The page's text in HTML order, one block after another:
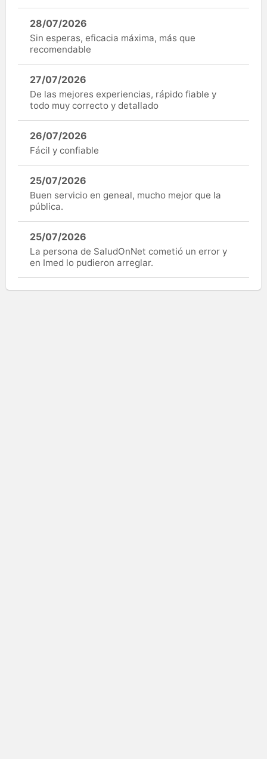
28/07/2026
Sin esperas, eficacia máxima, más que
recomendable
27/07/2026
De las mejores experiencias, rápido fiable y
todo muy correcto y detallado
26/07/2026
Fácil y confiable
25/07/2026
Buen servicio en geneal, mucho mejor que la
pública.
25/07/2026
La persona de SaludOnNet cometió un error y
en Imed lo pudieron arreglar.